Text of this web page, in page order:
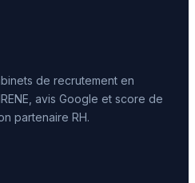
de recrutement en
avis Google et score de
partenaire RH.